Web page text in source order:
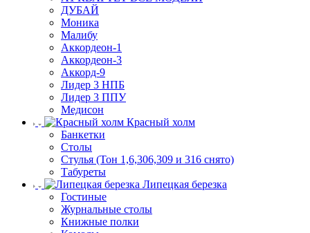
ДУБАЙ
Моника
Малибу
Аккордеон-1
Аккордеон-3
Аккорд-9
Лидер 3 НПБ
Лидер 3 ППУ
Медисон
Красный холм
Банкетки
Столы
Стулья (Тон 1,6,306,309 и 316 снято)
Табуреты
Липецкая березка
Гостиные
Журнальные столы
Книжные полки